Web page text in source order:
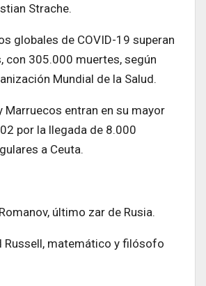
Strache.
globales de COVID-19 superan
con 305.000 muertes, según
Mundial de la Salud.
Marruecos entran en su mayor
por la llegada de 8.000
a Ceuta.
último zar de Rusia.
Russell, matemático y filósofo